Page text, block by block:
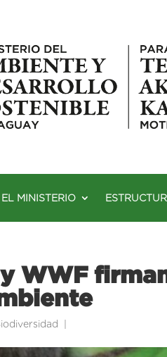
EL MINISTERIO
y WWF